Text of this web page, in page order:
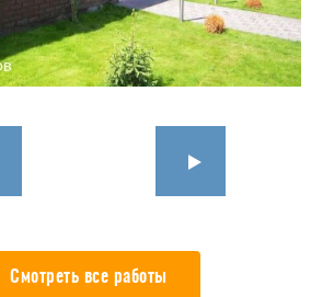
Смотреть все работы